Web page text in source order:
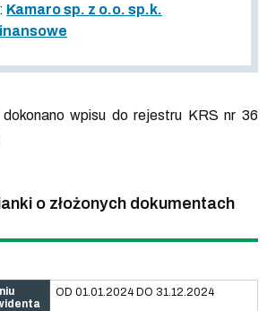
Kamaro sp. z o.o. sp.k.
wpisu do rejestru KRS nr 36
o złożonych dokumentach
OD 01.01.2024 DO 31.12.2024